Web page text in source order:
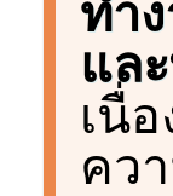
ทำ
แล
เนื่
คว